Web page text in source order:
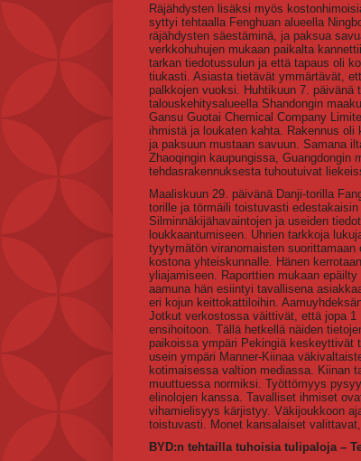
Räjähdysten lisäksi myös
syttyi tehtaalla Fenghuan alueella
räjähdysten säestäminä, ja paksua
verkkohuhujen mukaan paikalta
tarkan tiedotussulun ja että tapaus oli
tiukasti. Asiasta tietävät ymmärtävät,
palkkojen vuoksi. Huhtikuun 7.
talouskehitysalueella Shandongin
Gansu Guotai Chemical Company
ihmistä ja loukaten kahta. Rakennus
ja paksuun mustaan savuun. Samana
Zhaoqingin kaupungissa,
tehdasrakennuksesta tuhoutuivat
Maaliskuun 29. päivänä Danji-torilla
torille ja törmäili toistuvasti
Silminnäkijähavaintojen ja useiden
loukkaantumiseen. Uhrien tarkkoja
tyytymätön viranomaisten
kostona yhteiskunnalle. Hänen
yliajamiseen. Raporttien mukaan
aamuna hän esiintyi tavallisena
eri kojun keittokattiloihin.
Jotkut verkostossa väittivät, että jopa
ensihoitoon. Tällä hetkellä näiden
paikoissa ympäri Pekingiä keskeyttivät
usein ympäri Manner-Kiinaa
kotimaisessa valtion mediassa. Kiinan
muuttuessa normiksi. Työttömyys
elinolojen kanssa. Tavalliset ihmiset
vihamielisyys kärjistyy. Väkijoukkoon
toistuvasti. Monet kansalaiset
BYD:n tehtailla tuhoisia tulipaloja –